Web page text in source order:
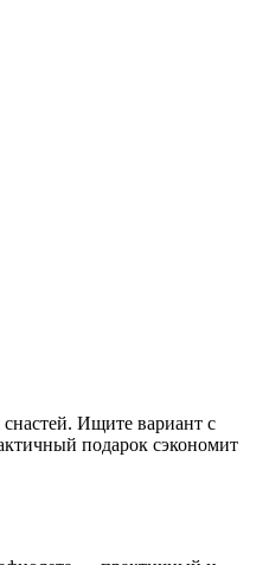
Ищите вариант с
подарок сэкономит